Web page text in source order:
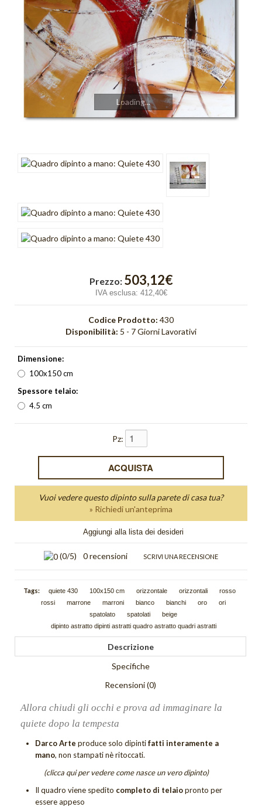
Cromo
Cubik
Emozioni
Finestre
Fusione
Graffiti
Intreccio
Luce
Pieghe
quadri moderni
Quadri Unici
Quiete
Tutti i quadri astratti
DIPINTI FIGURATIVI
Quadri Composizioni Figurative
Quadri la Dormiente
Quadri Sguardo
Loading...
Prezzo: 503,12€
IVA esclusa: 412,40€
Codice Prodotto: 430
Disponibilità: 5 - 7 Giorni Lavorativi
Dimensione:
100x150 cm
Spessore telaio:
4.5 cm
Pz:
Vuoi vedere questo dipinto sulla parete di casa tua?
» Richiedi un'anteprima
Aggiungi alla lista dei desideri
(0/5) 0 recensioni SCRIVI UNA RECENSIONE
Tags: quiete 430 100x150 cm orizzontale orizzontali
rosso
rossi
marrone marroni bianco bianchi oro
ori
spatolato
spatolati
beige
dipinto astratto dipinti astratti quadro astratto quadri astratti
Descrizione
Specifiche
Recensioni (0)
Allora chiudi gli occhi e prova ad immaginare la
quiete dopo la tempesta
Darco Arte produce solo dipintifatti interamente a
mano, non stampati nè ritoccati.
(clicca qui per vedere come nasce un vero dipinto)
Il quadro viene spedito completo di telaiopronto per
essere appeso